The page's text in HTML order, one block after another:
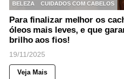
BELEZA
CUIDADOS COM CABELOS
Para finalizar melhor os
óleos mais leves, e que
brilho aos fios!
19/11/2025
Veja Mais